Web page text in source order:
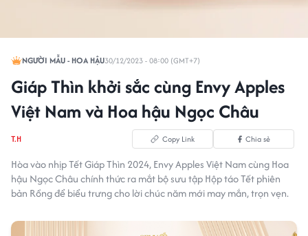
NGƯỜI MẪU - HOA HẬU30/12/2023 - 08:00 (GMT+7)
Giáp Thìn khởi sắc cùng Envy Apples
Việt Nam và Hoa hậu Ngọc Châu
T.H Copy Link Chia sẻ
Hòa vào nhịp Tết Giáp Thìn 2024, Envy Apples Việt Nam cùng Hoa
hậu Ngọc Châu chính thức ra mắt bộ sưu tập Hộp táo Tết phiên
bản Rồng để biểu trưng cho lời chúc năm mới may mắn, trọn vẹn.